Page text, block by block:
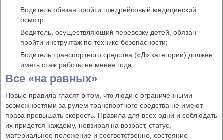
Водитель обязан пройти предрейсовый медицинский
осмотр;
Водитель, осуществляющий перевозку детей, обязан
пройти инструктаж по технике безопасности;
Водитель транспортного средства («Д» категории) должен
иметь стаж работы не менее года.
Все «на равных»
Новые правила гласят о том, что люди с ограниченными
возможностями за рулем транспортного средства не имеют
права превышать скорость. Правила для всех одни и соблюдать
их придется каждому, невзирая на возраст, статус,
материальное положение и соответственно, состояние